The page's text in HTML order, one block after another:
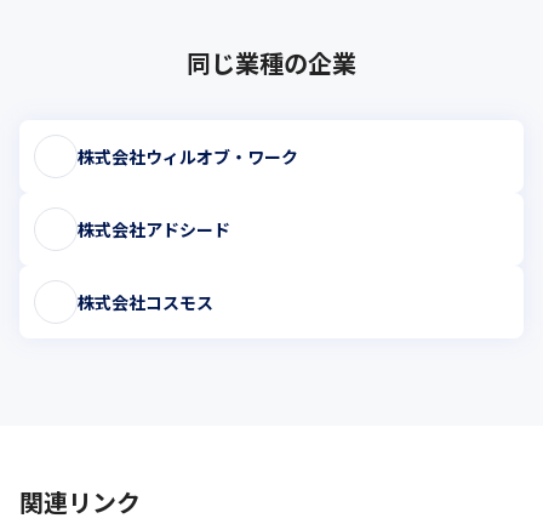
同じ業種の企業
株式会社ウィルオブ・ワーク
株式会社アドシード
株式会社コスモス
関連リンク